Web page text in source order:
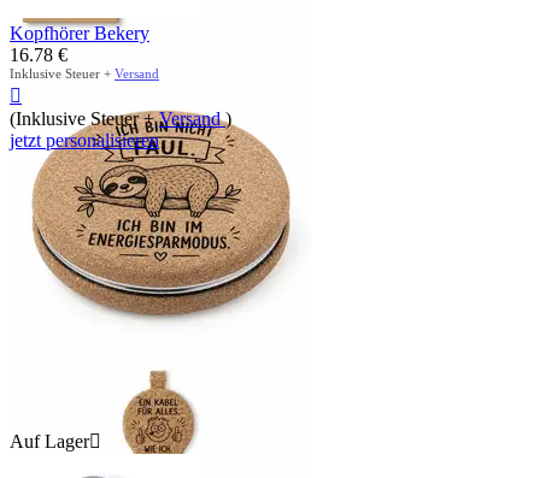
Kopfhörer Bekery
16.78 €
Inklusive Steuer + Versand

(Inklusive Steuer +Versand)
jetzt personalisieren
Auf Lager